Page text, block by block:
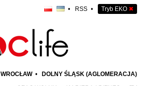
• RSS • Tryb EKO ✖
WROCŁAW • DOLNY ŚLĄSK (AGLOMERACJA)